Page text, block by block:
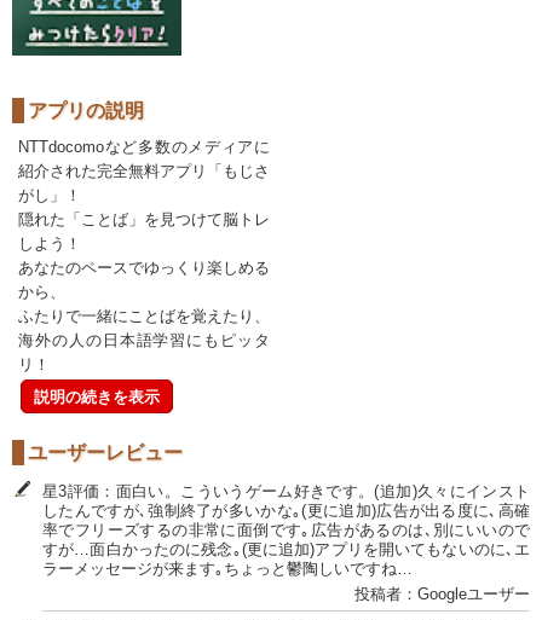
アプリの説明
NTTdocomoなど多数のメディアに
紹介された完全無料アプリ「もじさ
がし」！
隠れた「ことば」を見つけて脳トレ
しよう！
あなたのペースでゆっくり楽しめる
から、
ふたりで一緒にことばを覚えたり、
海外の人の日本語学習にもピッタ
リ！
説明の続きを表示
ユーザーレビュー
星3評価：面白い。こういうゲーム好きです。(追加)久々にインスト
したんですが､強制終了が多いかな｡(更に追加)広告が出る度に､高確
率でフリーズするの非常に面倒です｡広告があるのは､別にいいので
すが…面白かったのに残念｡(更に追加)アプリを開いてもないのに､エ
ラーメッセージが来ます｡ちょっと鬱陶しいですね…
投稿者：Googleユーザー